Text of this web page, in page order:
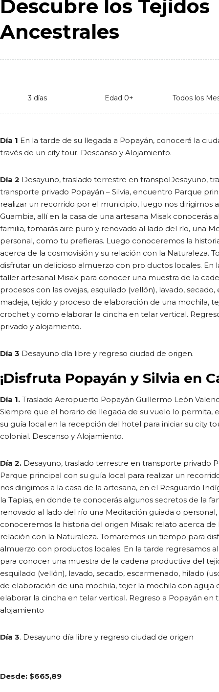
Descubre los Tejidos
Ancestrales
3 días Edad 0+ Todos los
Día 1 En la tarde de su llegada a Popayán, conocerá la
través de un city tour. Descanso y Alojamiento.
Día 2 Desayuno, traslado terrestre en transpoDesayuno,
transporte privado Popayán – Silvia, encuentro Parque
realizar un recorrido por el municipio, luego nos dirigimos
Guambia, allí en la casa de una artesana Misak conocerás
familia, tomarás aire puro y renovado al lado del río, una
personal, como tu prefieras. Luego conoceremos la
acerca de la cosmovisión y su relación con la Naturaleza.
disfrutar un delicioso almuerzo con pro ductos locales. En
taller artesanal Misak para conocer una muestra de la
procesos con las ovejas, esquilado (vellón), lavado,
madeja, tejido y proceso de elaboración de una mochila,
crochet y como elaborar la cincha en telar vertical.
privado y alojamiento.
Día 3 Desayuno día libre y regreso ciudad de origen.
¡Disfruta Popayán y Silvia en
Día 1. Traslado Aeropuerto Popayán Guillermo León
Siempre que el horario de llegada de su vuelo lo permita,
su guía local en la recepción del hotel para iniciar su city
colonial. Descanso y Alojamiento.
Día 2. Desayuno, traslado terrestre en transporte privado
Parque principal con su guía local para realizar un
nos dirigimos a la casa de la artesana, en el Resguardo
la Tapias, en donde te conocerás algunos secretos de la
renovado al lado del río una Meditación guiada o
conoceremos la historia del origen Misak: relato acerca de
relación con la Naturaleza. Tomaremos un tiempo para
almuerzo con productos locales. En la tarde regresamos
para conocer una muestra de la cadena productiva del
esquilado (vellón), lavado, secado, escarmenado, hilado
de elaboración de una mochila, tejer la mochila con aguja
elaborar la cincha en telar vertical. Regreso a Popayán en
alojamiento
Día 3. Desayuno día libre y regreso ciudad de origen
Desde: $665,89